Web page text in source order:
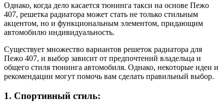
Однако, когда дело касается тюнинга такси на основе Пежо
407, решетка радиатора может стать не только стильным
акцентом, но и функциональным элементом, придающим
автомобилю индивидуальность.
Существует множество вариантов решеток радиатора для
Пежо 407, и выбор зависит от предпочтений владельца и
общего стиля тюнинга автомобиля. Однако, некоторые идеи и
рекомендации могут помочь вам сделать правильный выбор.
1. Спортивный стиль: